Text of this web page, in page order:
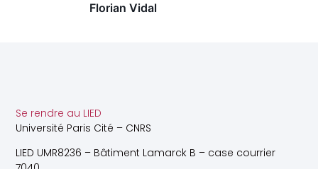
Florian Vidal
Se rendre au LIED
Université Paris Cité – CNRS
LIED UMR8236 – Bâtiment Lamarck B – case courrier